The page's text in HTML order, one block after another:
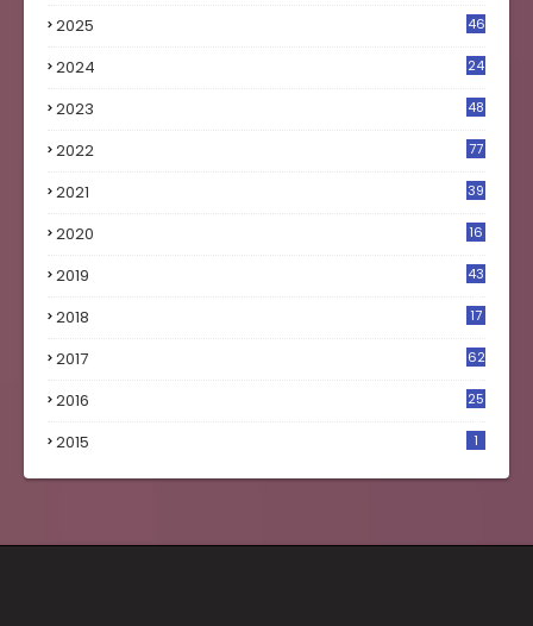
2025 46
2024 24
2023
48
2022 77
2021 39
2020
16
2019
43
2018
17
2017
62
2016
25
2015 1